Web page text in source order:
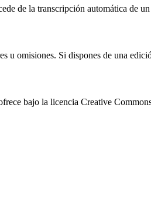
de la transcripción automática de
u omisiones. Si dispones de una
bajo la licencia Creative